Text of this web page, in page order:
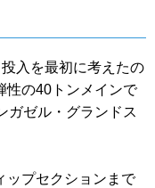
入を最初に考えたの
性の40トンメインで
ガゼル・グランドス
ップセクションまで